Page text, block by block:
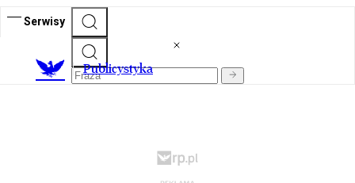
Serwisy
Publicystyka